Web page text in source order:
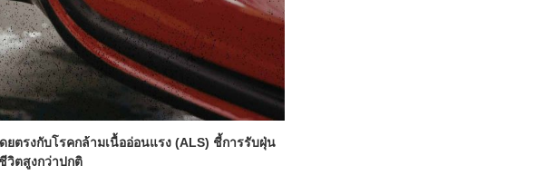
ตรงกับโรคกล้ามเนื้ออ่อนแรง (ALS) ชี้การรับฝุ่น
วิตสูงกว่าปกติ